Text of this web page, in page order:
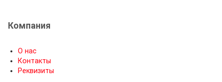
Компания
О нас
Контакты
Реквизиты